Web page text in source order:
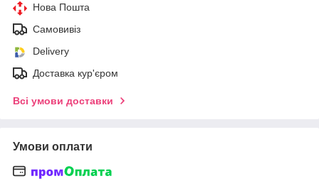
Нова Пошта
Самовивіз
Delivery
Доставка кур'єром
Всі умови доставки
Умови оплати